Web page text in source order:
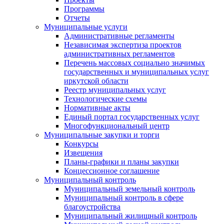
Программы
Отчеты
Муниципальные услуги
Административные регламенты
Независимая экспертиза проектов
административных регламентов
Перечень массовых социально значимых
государственных и муниципальных услуг
иркутской области
Реестр муниципальных услуг
Технологические схемы
Нормативные акты
Единый портал государственных услуг
Многофункциональный центр
Муниципальные закупки и торги
Конкурсы
Извещения
Планы-графики и планы закупки
Концессионное соглашение
Муниципальный контроль
Муниципальный земельный контроль
Муниципальный контроль в сфере
благоустройства
Муниципальный жилищный контроль